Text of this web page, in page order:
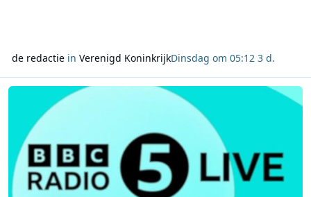
de redactiein Verenigd KoninkrijkDinsdag om 05:12 3 d.
Lees meer over Verdere afbouw AM-netwerk BBC Radio 5 Live in